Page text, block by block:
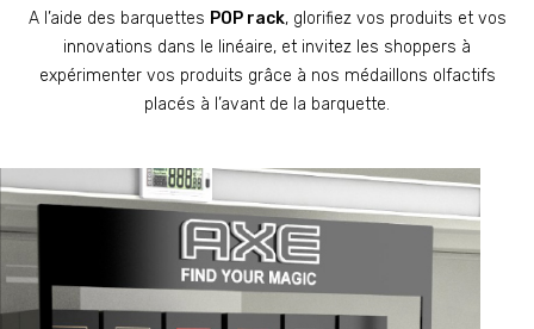
A l’aide des barquettes POP rack, glorifiez vos produits et vos
innovations dans le linéaire, et invitez les shoppers à
expérimenter vos produits grâce à nos médaillons olfactifs
placés à l’avant de la barquette.